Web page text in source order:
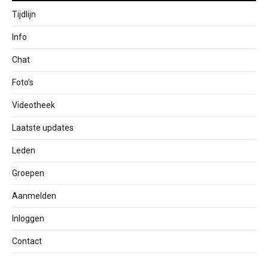
Tijdlijn
Info
Chat
Foto’s
Videotheek
Laatste updates
Leden
Groepen
Aanmelden
Inloggen
Contact